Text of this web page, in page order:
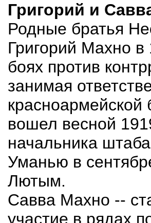
Григорий и
Родные братья
Григорий Махно в
боях против
занимая
вошел весной
начальника
Уманью в
Лютым.
Савва Махно --
участие в рядах